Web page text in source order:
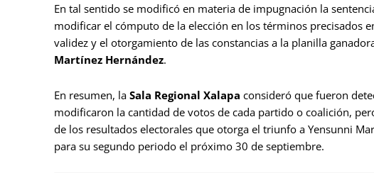
En tal sentido se modificó en materia de impugnación la
modificar el cómputo de la elección en los términos precisados
validez y el otorgamiento de las constancias a la planilla
Martínez Hernández.
En resumen, la Sala Regional Xalapa consideró que fueron
modificaron la cantidad de votos de cada partido o coalición,
de los resultados electorales que otorga el triunfo a Yensunni
para su segundo periodo el próximo 30 de septiembre.